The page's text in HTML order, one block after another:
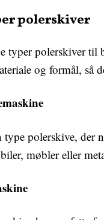
polerskiver
typer polerskiver til
og formål,
polerskive, der
møbler eller